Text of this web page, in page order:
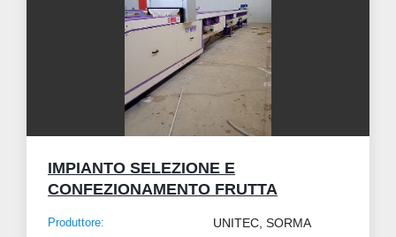
IMPIANTO SELEZIONE E
CONFEZIONAMENTO FRUTTA
Produttore: UNITEC, SORMA